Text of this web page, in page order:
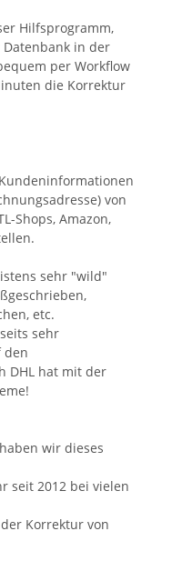
Hilfsprogramm,
Datenbank in der
per Workflow
die Korrektur
von
Shops, Amazon,
sehr "wild"
etc.
sehr
den
DHL hat mit der
wir dieses
seit 2012 bei vielen
Korrektur von